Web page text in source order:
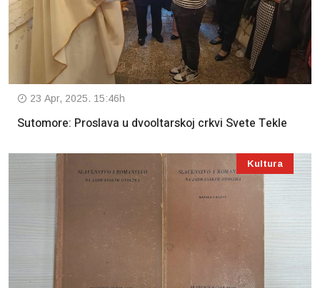
23 Apr, 2025. 15:46h
Sutomore: Proslava u dvooltarskoj crkvi Svete Tekle
Kultura